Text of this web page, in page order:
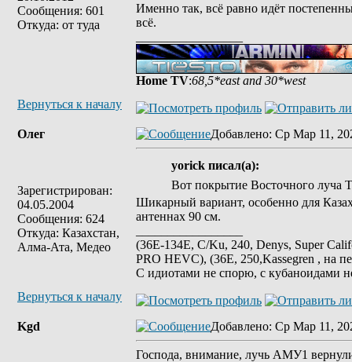
Сообщения: 601
Откуда: от туда
Именно так, всё равно идёт
всё.
Home TV:68,5*east and 30*west
Вернуться к началу
Олег
Зарегистрирован:
04.05.2004
Сообщения: 624
Откуда: Казахстан,
Алма-Ата, Медео
Добавлено: Ср Мар 11,
yorick писал(а):
Вот покрытие Восточного луча
Шикарный вариант, особенно для
антеннах 90 см.
(36E-134E, C/Ku, 240, Denys, Super
PRO HEVC), (36E, 250,Kassegren , на
С идиотами не спорю, с кубаноидами
Вернуться к началу
Kgd Добавлено: Ср Мар 11,
Господа, внимание, лучь АМУ1